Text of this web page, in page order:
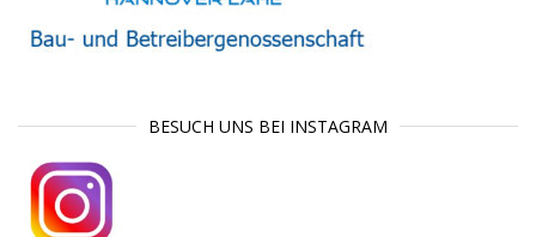
BESUCH UNS BEI INSTAGRAM